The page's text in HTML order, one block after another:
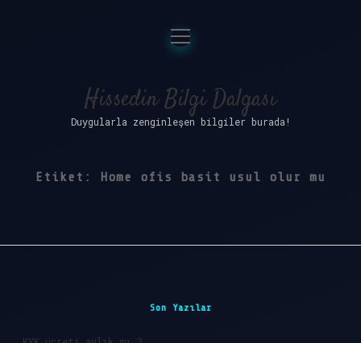
Anasayfa
Gizlilik Politikası
Yasal Uyarı
menüyü
aç
Hissedin Bilgi Dalgası
Duygularla zenginleşen bilgiler burada!
Etiket: Home ofis basit usul olur mu
Son Yazılar